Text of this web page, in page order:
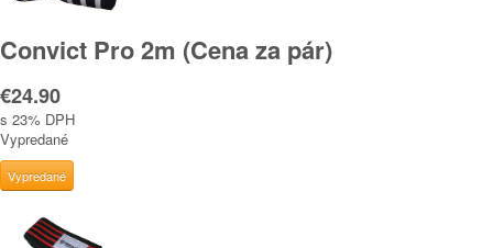
Convict Pro 2m (Cena za pár)
€24.90
s 23% DPH
Vypredané